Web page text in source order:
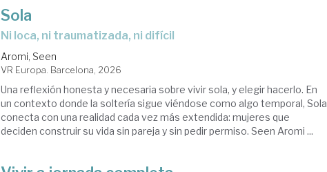
Sola
Ni loca, ni traumatizada, ni difícil
Aromi, Seen
VR Europa. Barcelona, 2026
Una reflexión honesta y necesaria sobre vivir sola, y elegir hacerlo. En
un contexto donde la soltería sigue viéndose como algo temporal, Sola
conecta con una realidad cada vez más extendida: mujeres que
deciden construir su vida sin pareja y sin pedir permiso. Seen Aromi ...